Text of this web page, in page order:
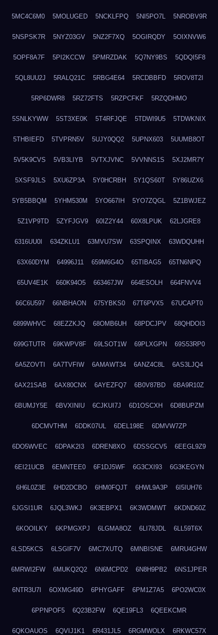
5MC4C6M0 5MOLUGED 5NCKLFPQ 5NI5PO7L 5NROBV9R
5NSPSK7R 5NYZ03GV 5NZ2F7XQ 5OGIRQDY 5OIXNVW6
5OPF8A7F 5PI2KCCW 5PMRZDAK 5Q7NY9BS 5QDQI5F8
5QL8UU2J 5RALQ21C 5RBG4E64 5RCDBBFD 5ROV8T2I
5RP6DWR8 5RZ72FTS 5RZPCFKF 5RZQDHMO
5SNLKYWW 5ST3XE0K 5T4RFJQE 5TDWI9U5 5TDWKNIX
5THBIEFD 5TVPRN5V 5UJY0QQ2 5UPNX603 5UUMB8OT
5V5K9CVS 5VB3LIYB 5VTXJVNC 5VVNNS1S 5XJ2MR7Y
5XSF9JLS 5XU6ZP3A 5Y0HCRBH 5Y1QS60T 5Y86UZX6
5YB5BBQM 5YHM530M 5YO667IH 5YO7ZQGL 5Z1BWJEZ
5Z1VP9TD 5ZYFJGV9 60IZ2Y44 60X8LPUK 62LJGRE8
6316UU0I 634ZKLU1 63MVU7SW 63SPQINX 63WDQUHH
63X60DYM 64996J11 659M6G4O 65TIBAG5 65TN6NPQ
65UV4E1K 660K94O5 663467JW 664ESOLH 664FNVV4
66C6U597 66NBHAON 675YBKS0 67T6PVX5 67UCAPT0
6899WHVC 68EZZKJQ 68OMB6UH 68PDCJPV 68QHDOI3
699GTUTR 69KWPV8F 69LSOT1W 69PLXGPN 69S53RP0
6A5ZOVTI 6A7TVFIW 6AMAWT34 6ANZ4C8L 6AS3LJQ4
6AX21SAB 6AX80CNX 6AYEZFQ7 6B0V87BD 6BA9R10Z
6BUMJY5E 6BVXINIU 6CJKUI7J 6D1OSCXH 6D8BUPZM
6DCMVTHM 6DDK07UL 6DEL198E 6DMVW7ZP
6DO5WVEC 6DPAK2I3 6DREN8XO 6DSSGCV5 6EEGL9Z9
6EI21UCB 6EMNTEE0 6F1DJ5WF 6G3CXI93 6G3KEGYN
6H6L0Z3E 6HD2DCBO 6HM0FQJT 6HWL9A3P 6I5IUH76
6JGSI1UR 6JQL3WKJ 6K3EBPX1 6K3WDMWT 6KDND60Z
6KOOILKY 6KPMGXPJ 6LGMA8OZ 6LI78JDL 6LL59T6X
6LSD5KCS 6LSGIF7V 6MC7XUTQ 6MNBISNE 6MRU4GHW
6MRWI2FW 6MUKQ2Q2 6N6MCPD2 6N8H9PB2 6NS1JPER
6NTR3U7I 6OXMG49D 6PHYGAFF 6PM1Z7A5 6PO2WC0X
6PPNPOF5 6Q23B2FW 6QE19FL3 6QEEKCMR
6QKOAUOS 6QVIJ1K1 6R431JL5 6RGMWOLX 6RKWC57X